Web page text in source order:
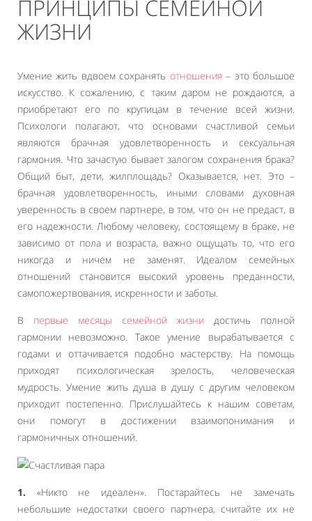
ПРИНЦИПЫ СЕМЕЙНОЙ
ЖИЗНИ
Умение жить вдвоем сохранять отношения– это большое
искусство. К сожалению, с таким даром не рождаются, а
приобретают его по крупицам в течение всей жизни.
Психологи полагают, что основами счастливой семьи
являются брачная удовлетворенность и сексуальная
гармония. Что зачастую бывает залогом сохранения брака?
Общий быт, дети, жилплощадь? Оказывается, нет. Это –
брачная удовлетворенность, иными словами духовная
уверенность в своем партнере, в том, что он не предаст, в
его надежности. Любому человеку, состоящему в браке, не
зависимо от пола и возраста, важно ощущать то, что его
никогда и ничем не заменят. Идеалом семейных
отношений становится высокий уровень преданности,
самопожертвования, искренности и заботы.
В первые месяцы семейной жизни достичь полной
гармонии невозможно. Такое умение вырабатывается с
годами и оттачивается подобно мастерству. На помощь
приходят психологическая зрелость, человеческая
мудрость. Умение жить душа в душу с другим человеком
приходит постепенно. Прислушайтесь к нашим советам,
они помогут в достижении взаимопонимания и
гармоничных отношений.
1. «Никто не идеален». Постарайтесь не замечать
небольшие недостатки своего партнера, считайте их не